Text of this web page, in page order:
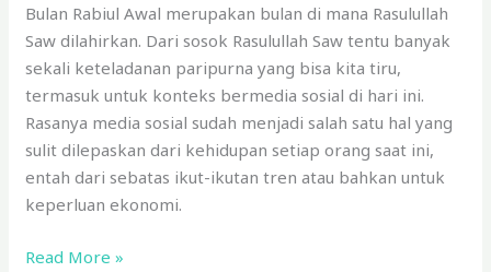
Bulan Rabiul Awal merupakan bulan di mana Rasulullah
Saw dilahirkan. Dari sosok Rasulullah Saw tentu banyak
sekali keteladanan paripurna yang bisa kita tiru,
termasuk untuk konteks bermedia sosial di hari ini.
Rasanya media sosial sudah menjadi salah satu hal yang
sulit dilepaskan dari kehidupan setiap orang saat ini,
entah dari sebatas ikut-ikutan tren atau bahkan untuk
keperluan ekonomi.
Read More »